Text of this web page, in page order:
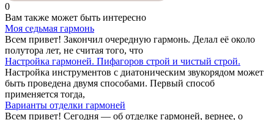
0
Вам также может быть интересно
Моя седьмая гармонь
Всем привет! Закончил очередную гармонь. Делал её около
полутора лет, не считая того, что
Настройка гармоней. Пифагоров строй и чистый строй.
Настройка инструментов с диатоническим звукорядом может
быть проведена двумя способами. Первый способ
применяется тогда,
Варианты отделки гармоней
Всем привет! Сегодня — об отделке гармоней, вернее, о